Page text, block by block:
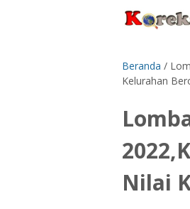
Beranda /
Kelurahan
Nilai